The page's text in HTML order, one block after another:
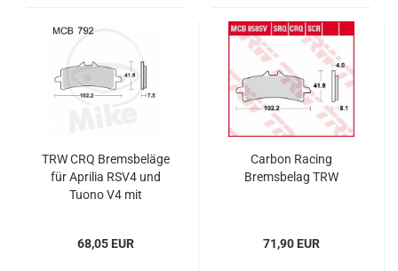
TRW CRQ Bremsbeläge
für Aprilia RSV4 und
Tuono V4 mit
68,05 EUR
Carbon Racing
Bremsbelag TRW
71,90 EUR